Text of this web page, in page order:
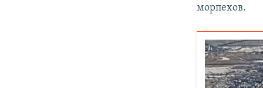
морпехов.